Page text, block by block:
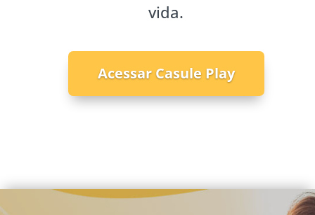
vida.
Acessar Casule Play